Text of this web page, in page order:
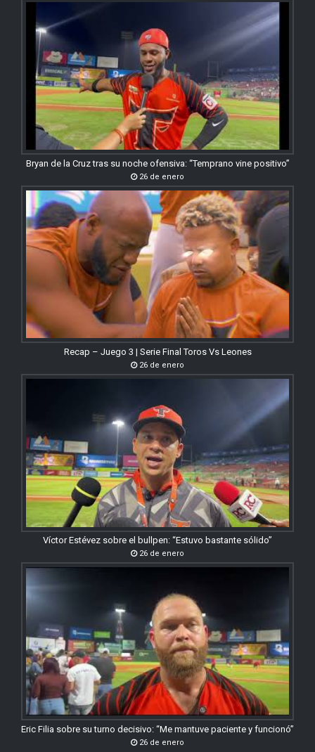
Bryan de la Cruz tras su noche ofensiva: “Temprano vine positivo”
26 de enero
Recap – Juego 3 | Serie Final Toros Vs Leones
26 de enero
Víctor Estévez sobre el bullpen: “Estuvo bastante sólido”
26 de enero
Eric Filia sobre su turno decisivo: “Me mantuve paciente y funcionó”
26 de enero